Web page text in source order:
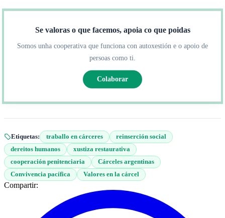
Se valoras o que facemos, apoia co que poidas
Somos unha cooperativa que funciona con autoxestión e o apoio de
persoas como ti.
Colaborar
Etiquetas: traballo en cárceres
reinserción social
dereitos humanos
xustiza restaurativa
cooperación penitenciaria
Cárceles argentinas
Convivencia pacífica
Valores en la cárcel
Compartir: